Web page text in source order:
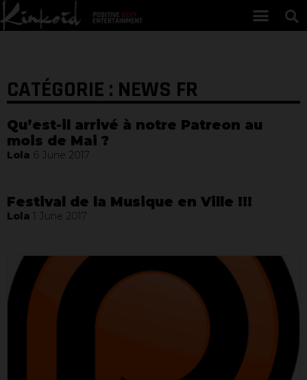
CATÉGORIE : NEWS FR
Qu’est-il arrivé à notre Patreon au
mois de Mai ?
Lola 6 June 2017
Festival de la Musique en Ville !!!
Lola 1 June 2017